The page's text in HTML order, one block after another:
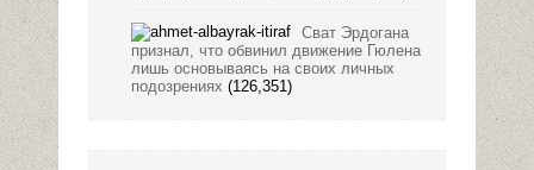
Сват Эрдогана
признал, что обвинил движение Гюлена
лишь основываясь на своих личных
подозрениях (126,351)